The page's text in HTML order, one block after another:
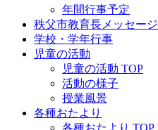
年間行事予定
秩父市教育長メッセージ
学校・学年行事
児童の活動
児童の活動 TOP
活動の様子
授業風景
各種おたより